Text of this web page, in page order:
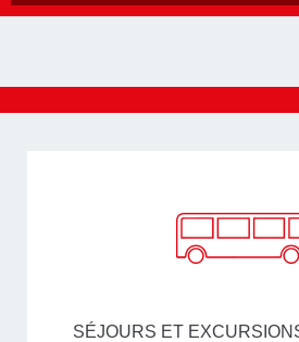
SÉJOURS ET